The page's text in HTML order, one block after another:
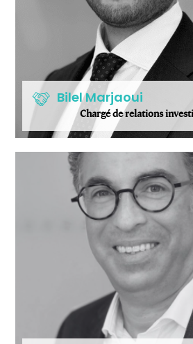
Bilel Marjaoui
Chargé de relations